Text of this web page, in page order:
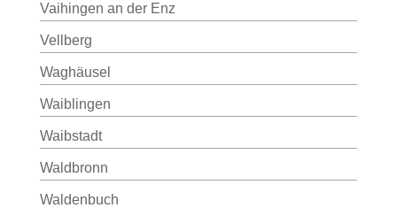
Vaihingen an der Enz
Vellberg
Waghäusel
Waiblingen
Waibstadt
Waldbronn
Waldenbuch